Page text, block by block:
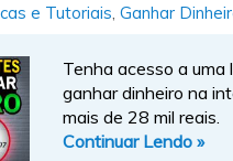
e Tutoriais Ganhar
Tenha acesso a
ganhar dinheiro na
mais de 28 mil reais.
Continuar Lendo »